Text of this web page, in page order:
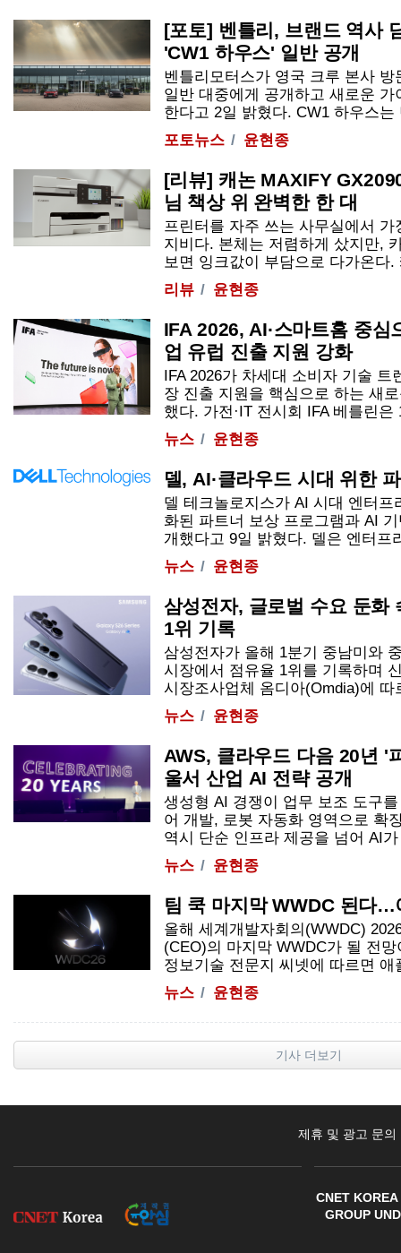
[포토] 벤틀리, 브랜드 역사
'CW1 하우스' 일반 공개
벤틀리모터스가 영국 크루 본사
일반 대중에게 공개하고 새로운
한다고 2일 밝혔다. CW1 하우스
포토뉴스
윤현종
[리뷰] 캐논 MAXIFY
님 책상 위 완벽한 한 대
프린터를 자주 쓰는 사무실에서
지비다. 본체는 저렴하게 샀지만,
보면 잉크값이 부담으로 다가온다.
리뷰
윤현종
IFA 2026, AI·스마트홈 중
업 유럽 진출 지원 강화
IFA 2026가 차세대 소비자 기술
장 진출 지원을 핵심으로 하는 새
했다. 가전·IT 전시회 IFA 베를린은
뉴스
윤현종
델, AI·클라우드 시대 위한
델 테크놀로지스가 AI 시대 엔터
화된 파트너 보상 프로그램과 AI
개했다고 9일 밝혔다. 델은 엔터프
뉴스
윤현종
삼성전자, 글로벌 수요 둔화
1위 기록
삼성전자가 올해 1분기 중남미와
시장에서 점유율 1위를 기록하며
시장조사업체 옴디아(Omdia)에
뉴스
윤현종
AWS, 클라우드 다음 20년
울서 산업 AI 전략 공개
생성형 AI 경쟁이 업무 보조 도구
어 개발, 로봇 자동화 영역으로 확
역시 단순 인프라 제공을 넘어 AI
뉴스
윤현종
팀 쿡 마지막 WWDC 된다
올해 세계개발자회의(WWDC)
(CEO)의 마지막 WWDC가 될 전
정보기술 전문지 씨넷에 따르면 애
뉴스
윤현종
기사 더보기
제휴 및 광고 문의
CNET
GROUP